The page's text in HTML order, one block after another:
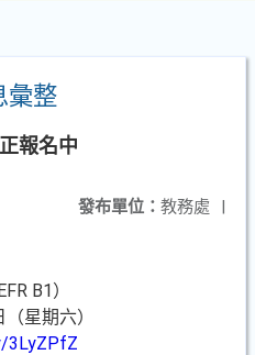
彙整
報名中
發布單位： 教務處 |
B1）
星期六）
3LyZPfZ